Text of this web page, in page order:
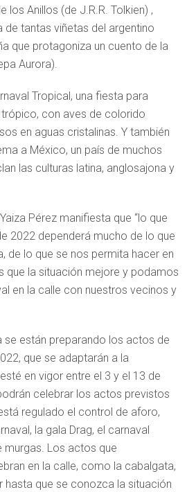
los Anillos (de J.R.R. Tolkien) ,
de tantas viñetas del argentino
que protagoniza un cuento de la
Aurora).
Tropical, una fiesta para
con aves de colorido
en aguas cristalinas. Y también
a México, un país de muchos
las culturas latina, anglosajona y
Pérez manifiesta que “lo que
2022 dependerá mucho de lo que
de lo que se nos permita hacer en
que la situación mejore y podamos
en la calle con nuestros vecinos y
se están preparando los actos de
que se adaptarán a la
en vigor entre el 3 y el 13 de
celebrar los actos previstos
regulado el control de aforo,
la gala Drag, el carnaval
murgas. Los actos que
en la calle, como la cabalgata,
hasta que se conozca la situación